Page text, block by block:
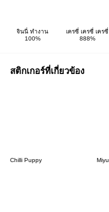
จินนี่ ทำงาน
100%
เครซี่ เครซี่ เครซี่
888%
สติกเกอร์ที่เกี่ยวข้อง
Chilli Puppy